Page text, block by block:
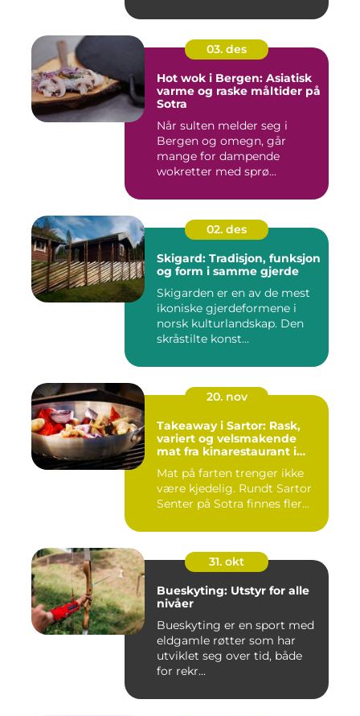
03. des
Hot wok i Bergen: Asiatisk
varme og raske måltider på
Sotra
Når sulten melder seg i
Bergen og omegn, går
mange for dampende
wokretter med sprø...
02. des
Skigard: Tradisjon, funksjon
og form i samme gjerde
Skigarden er en av de mest
ikoniske gjerdeformene i
norsk kulturlandskap. Den
skråstilte konst...
20. nov
Takeaway i Sartor: Rask,
variert og velsmakende
mat fra kinarestaurant i
Mat på farten trenger ikke
være kjedelig. Rundt Sartor
Senter på Sotra finnes fler...
31. okt
Bueskyting: Utstyr for alle
nivåer
Bueskyting er en sport med
eldgamle røtter som har
utviklet seg over tid, både
for rekr...